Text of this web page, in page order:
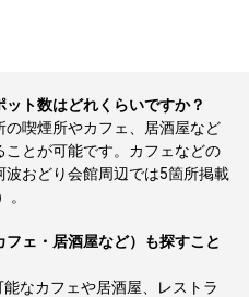
ト数はどれくらいですか？
喫煙所やカフェ、居酒屋など
とが可能です。カフェなどの
おどり会館周辺では5箇所掲載
ェ・居酒屋など）も探すこと
なカフェや居酒屋、レストラ